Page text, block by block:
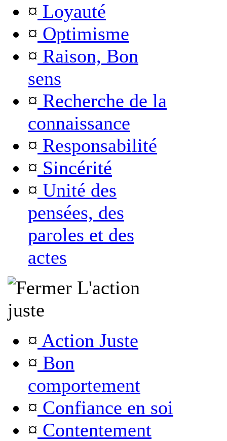
¤ Loyauté
¤ Optimisme
¤ Raison, Bon
sens
¤ Recherche de la
connaissance
¤ Responsabilité
¤ Sincérité
¤ Unité des
pensées, des
paroles et des
actes
L'action
juste
¤ Action Juste
¤ Bon
comportement
¤ Confiance en soi
¤ Contentement